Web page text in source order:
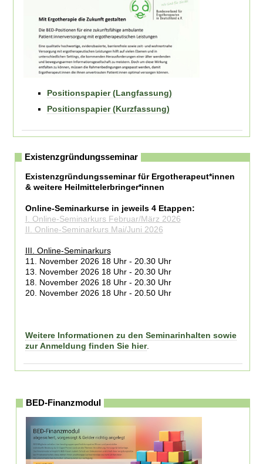
Positionspapier (Langfassung)
Positionspapier (Kurzfassung)
Existenzgründungsseminar
Existenzgründungsseminar für Ergotherapeut*innen
& weitere Heilmittelerbringer*innen
Online-Seminarkurse in jeweils 4 Etappen:
I. Online-Seminarkurs Februar/März 2026
II. Online-Seminarkurs Mai/Juni 2026
III. Online-Seminarkurs
11. November 2026 18 Uhr - 20.30 Uhr
13. November 2026 18 Uhr - 20.30 Uhr
18. November 2026 18 Uhr - 20.30 Uhr
20. November 2026 18 Uhr - 20.50 Uhr
Weitere Informationen zu den Seminarinhalten sowie
zur Anmeldung finden Sie hier.
BED-Finanzmodul